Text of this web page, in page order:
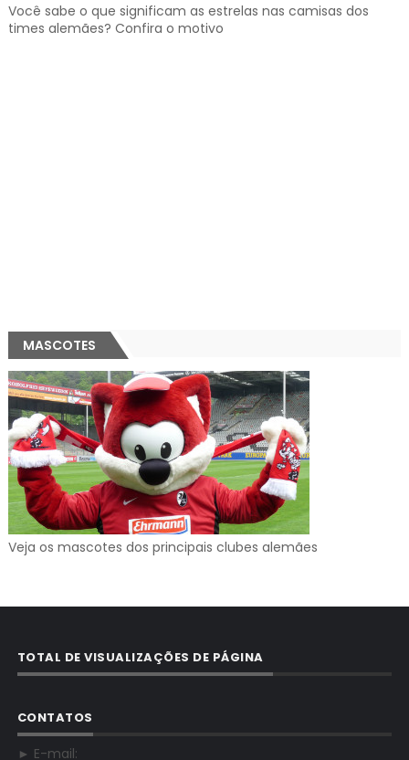
Você sabe o que significam as estrelas nas camisas dos
times alemães? Confira o motivo
MASCOTES
Veja os mascotes dos principais clubes alemães
TOTAL DE VISUALIZAÇÕES DE PÁGINA
CONTATOS
► E-mail: